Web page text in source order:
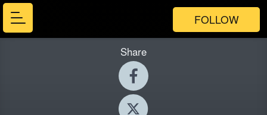
FOLLOW
Share